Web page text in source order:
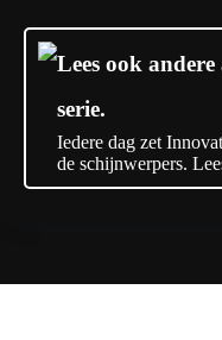
Lees ook
serie.
Iedere dag zet
de schijnwerpers.